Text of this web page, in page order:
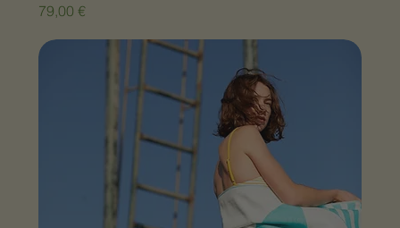
Prix
79,00 €